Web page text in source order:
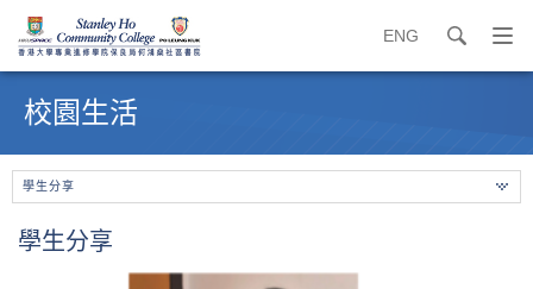
ENG search
打
開
始
校園生活
學生分享
學生分享